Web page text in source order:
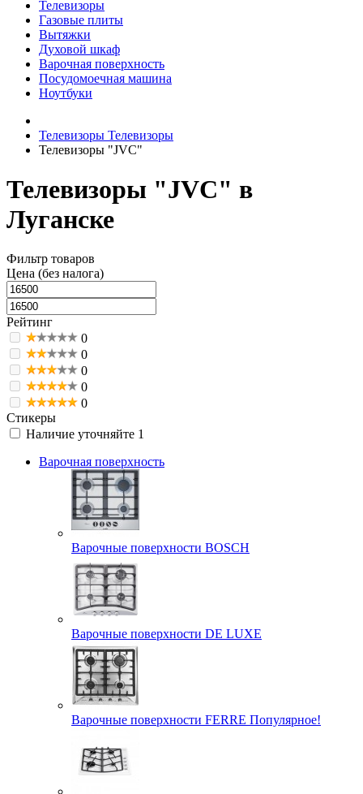
Телевизоры
Газовые плиты
Вытяжки
Духовой шкаф
Варочная поверхность
Посудомоечная машина
Ноутбуки
Телевизоры Телевизоры
Телевизоры "JVC"
Телевизоры "JVC" в
Луганске
Фильтр товаров
Цена (без налога)
Рейтинг
0
0
0
0
0
Стикеры
Наличие уточняйте 1
Варочная поверхность
Варочные поверхности BOSCH
Варочные поверхности DE LUXE
Варочные поверхности FERRE Популярное!